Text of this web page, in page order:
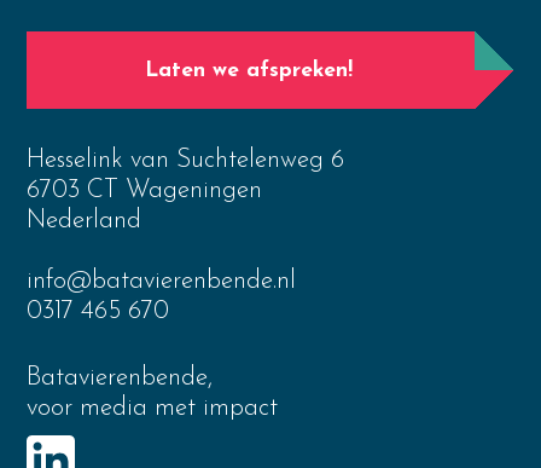
Batavierenbende,
voor media met impact
Hesselink van Suchtelenweg 6
6703 CT Wageningen
Nederland
info@batavierenbende.nl
0317 465 670
Laten we afspreken!